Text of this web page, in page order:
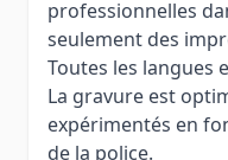
professionnelles
seulement des
Toutes les langues
La gravure est
expérimentés en
de la police.